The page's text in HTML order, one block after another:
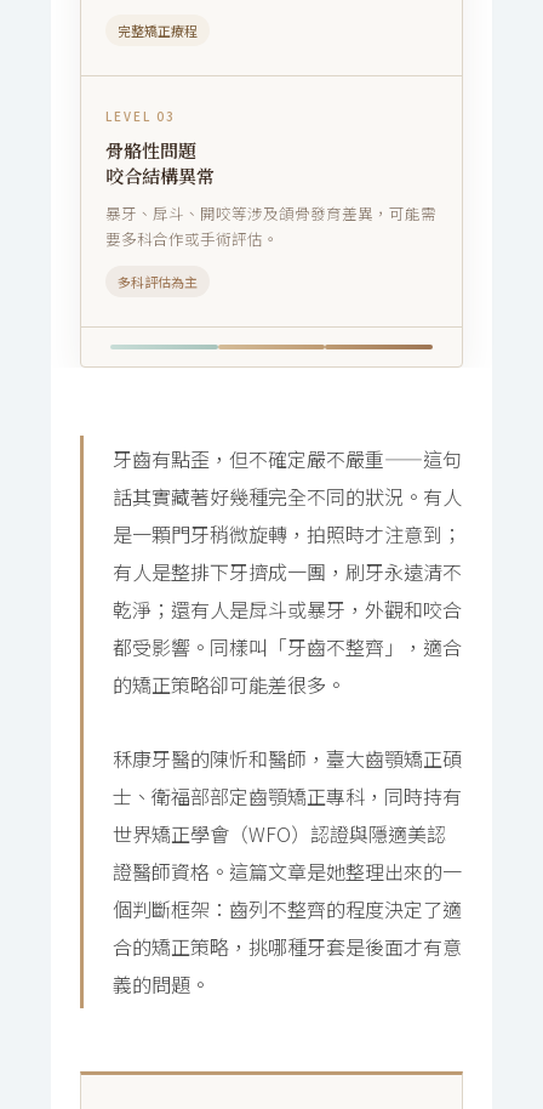
完整矯正療程
LEVEL 03
骨骼性問題
咬合結構異常
暴牙、戽斗、開咬等涉及頜骨發育差異，可能需
要多科合作或手術評估。
多科評估為主
牙齒有點歪，但不確定嚴不嚴重——這句
話其實藏著好幾種完全不同的狀況。有人
是一顆門牙稍微旋轉，拍照時才注意到；
有人是整排下牙擠成一團，刷牙永遠清不
乾淨；還有人是戽斗或暴牙，外觀和咬合
都受影響。同樣叫「牙齒不整齊」，適合
的矯正策略卻可能差很多。
秝康牙醫的陳忻和醫師，臺大齒顎矯正碩
士、衛福部部定齒顎矯正專科，同時持有
世界矯正學會（WFO）認證與隱適美認
證醫師資格。這篇文章是她整理出來的一
個判斷框架：齒列不整齊的程度決定了適
合的矯正策略，挑哪種牙套是後面才有意
義的問題。